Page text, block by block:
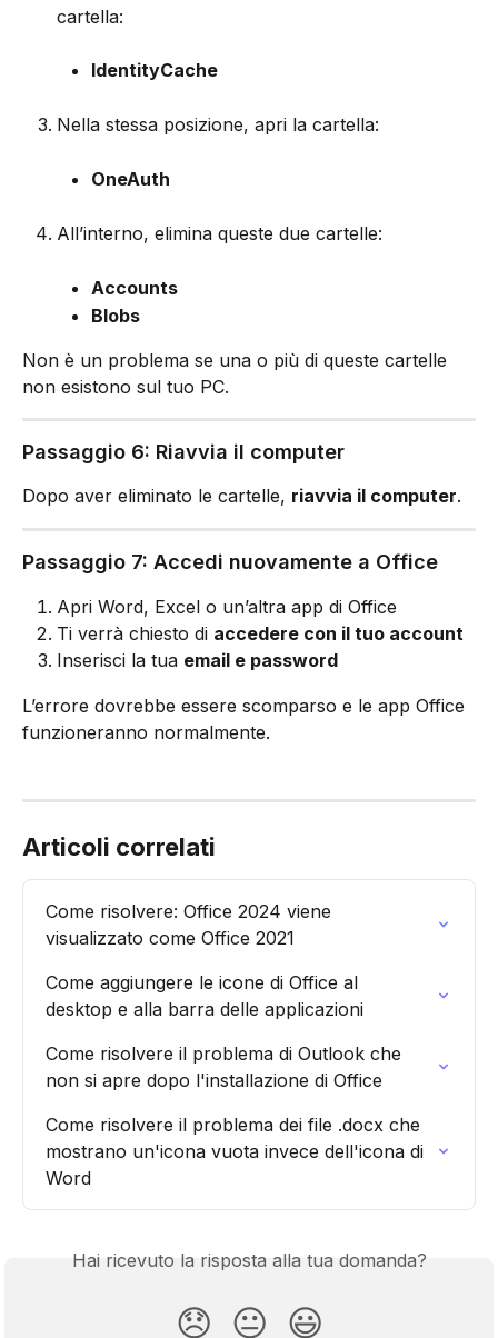
cartella:
IdentityCache
Nella stessa posizione, apri la cartella:
OneAuth
All’interno, elimina queste due cartelle:
Accounts
Blobs
Non è un problema se una o più di queste cartelle
non esistono sul tuo PC.
Passaggio 6: Riavvia il computer
Dopo aver eliminato le cartelle, riavvia il computer.
Passaggio 7: Accedi nuovamente a Office
Apri Word, Excel o un’altra app di Office
Ti verrà chiesto di accedere con il tuo account
Inserisci la tua email e password
L’errore dovrebbe essere scomparso e le app Office
funzioneranno normalmente.
Articoli correlati
Come risolvere: Office 2024 viene
visualizzato come Office 2021
Come aggiungere le icone di Office al
desktop e alla barra delle applicazioni
Come risolvere il problema di Outlook che
non si apre dopo l'installazione di Office
Come risolvere il problema dei file .docx che
mostrano un'icona vuota invece dell'icona di
Word
Hai ricevuto la risposta alla tua domanda?
😞 😐 😃